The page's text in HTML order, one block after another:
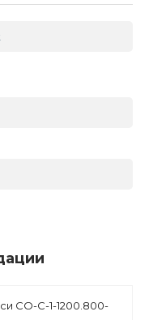
СО-С-1-1200.800-